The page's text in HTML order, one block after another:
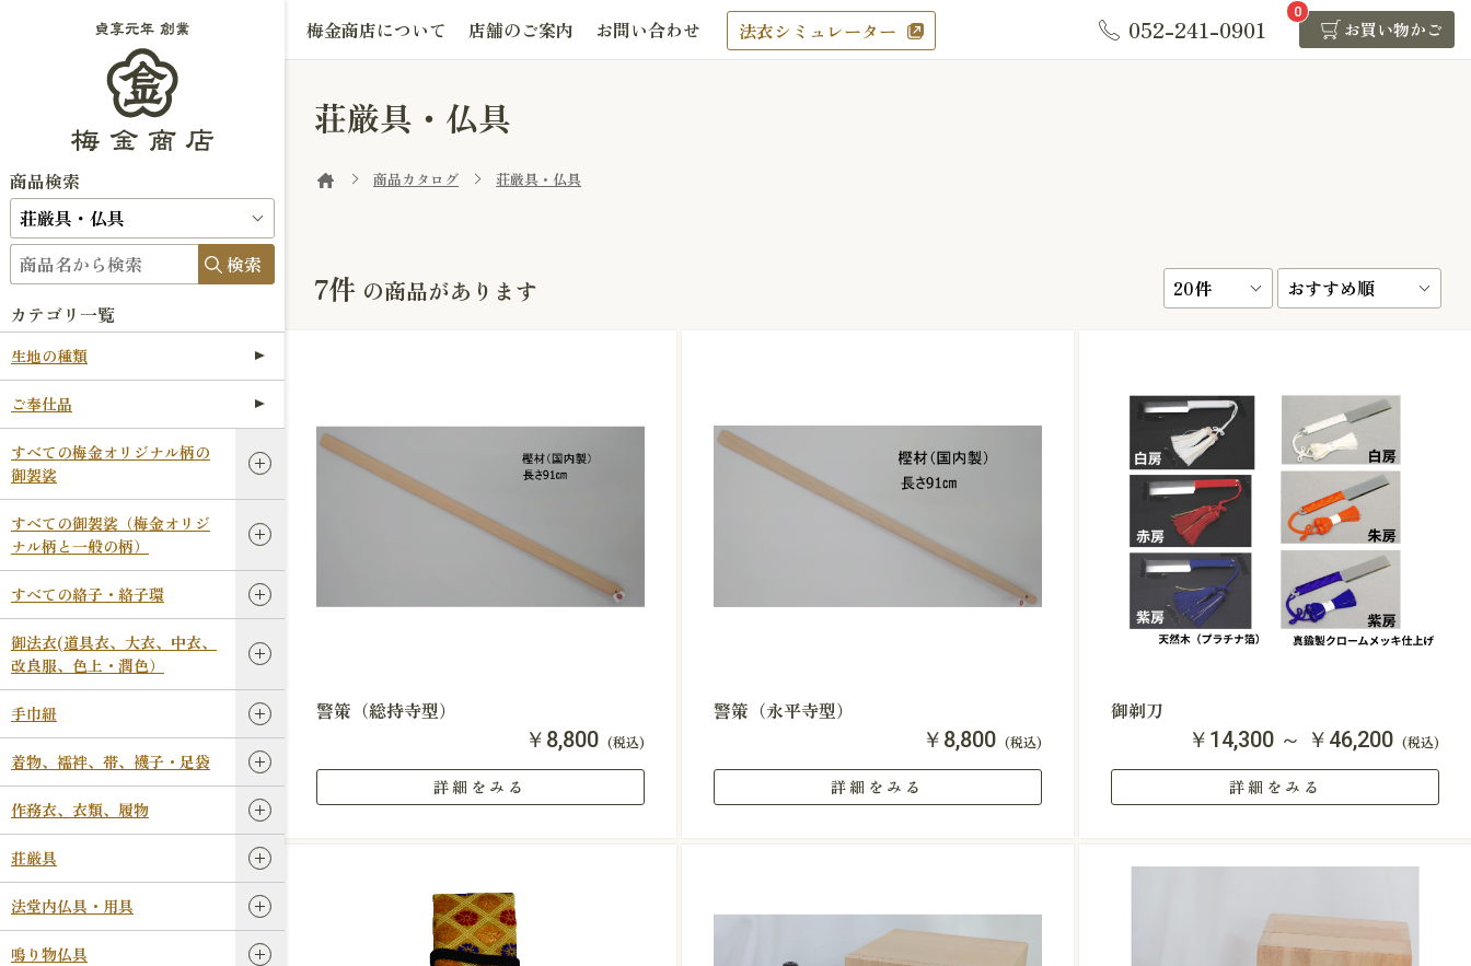
商品検索
検索
カテゴリ一覧
生地の種類
ご奉仕品
すべての梅金オリジナル柄の
御袈裟
すべての御袈裟（梅金オリジ
ナル柄と一般の柄）
すべての絡子・絡子環
御法衣(道具衣、大衣、中衣、
改良服、色上・潤色）
手巾紐
着物、襦袢、帯、襪子・足袋
作務衣、衣類、履物
荘厳具
法堂内仏具・用具
鳴り物仏具
梅金商店について 店舗のご案内 お問い合わせ 法衣シミュレーター 052-241-0901 お買い物かご
0
荘厳具・仏具
商品カタログ 荘厳具・仏具
7件 の商品があります
警策（総持寺型）
￥8,800 (税込)
詳細をみる
警策（永平寺型）
￥8,800 (税込)
詳細をみる
御剃刀
￥14,300 ～ ￥46,200 (税込)
詳細をみる